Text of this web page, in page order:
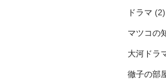
ドラマ (2)
マツコの
大河ドラ
徹子の部